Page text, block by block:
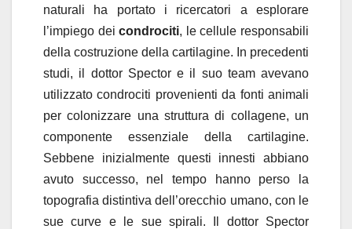
naturali ha portato i ricercatori a esplorare
l’impiego deicondrociti, le cellule responsabili
della costruzione della cartilagine. In precedenti
studi, il dottor Spector e il suo team avevano
utilizzato condrociti provenienti da fonti animali
per colonizzare una struttura di collagene, un
componente essenziale della cartilagine.
Sebbene inizialmente questi innesti abbiano
avuto successo, nel tempo hanno perso la
topografia distintiva dell’orecchio umano, con le
sue curve e le sue spirali. Il dottor Spector